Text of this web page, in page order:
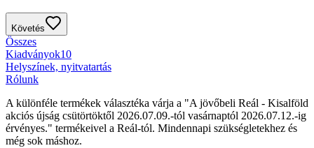
Követés
Összes
Kiadványok10
Helyszínek, nyitvatartás
Rólunk
A különféle termékek választéka várja a "A jövőbeli Reál - Kisalföld
akciós újság csütörtöktől 2026.07.09.-tól vasárnaptól 2026.07.12.-ig
érvényes." termékeivel a Reál-tól. Mindennapi szükségletekhez és
még sok máshoz.